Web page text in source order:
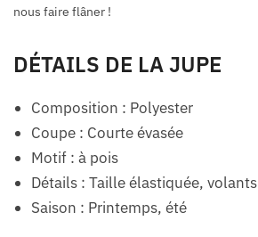
nous faire flâner !
DÉTAILS DE LA JUPE
Composition : Polyester
Coupe : Courte évasée
Motif : à pois
Détails : Taille élastiquée, volants
Saison : Printemps, été